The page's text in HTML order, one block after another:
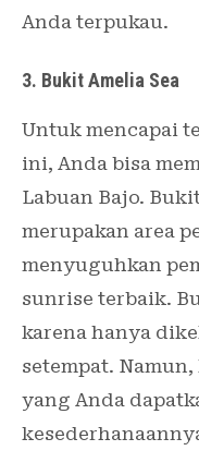
Anda terpukau.
3. Bukit Amelia Sea
Untuk mencapai
ini, Anda bisa
Labuan Bajo.
merupakan area
menyuguhkan
sunrise terbaik.
karena hanya
setempat.
yang Anda